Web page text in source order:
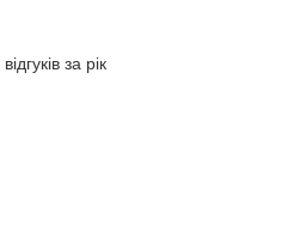
за рік